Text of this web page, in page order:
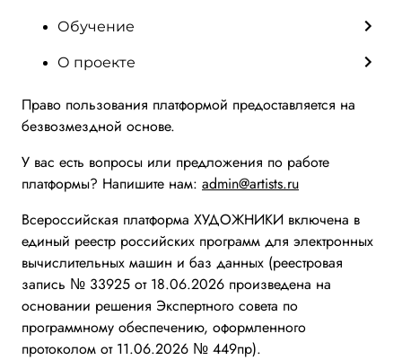
Обучение
О проекте
Право пользования платформой предоставляется на
безвозмездной основе.
У вас есть вопросы или предложения по работе
платформы? Напишите нам: admin@artists.ru
Всероссийская платформа ХУДОЖНИКИ включена в
единый реестр российских программ для электронных
вычислительных машин и баз данных (реестровая
запись № 33925 от 18.06.2026 произведена на
основании решения Экспертного совета по
программному обеспечению, оформленного
протоколом от 11.06.2026 № 449пр).